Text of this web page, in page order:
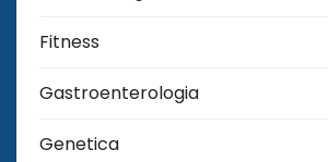
Fitness
Gastroenterologia
Genetica